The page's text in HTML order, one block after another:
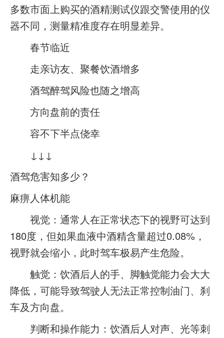
多数市面上购买的酒精测试仪跟交警使用的仪
器不同，测量精准度存在明显差异。
春节临近
走亲访友、聚餐饮酒增多
酒驾醉驾风险也随之增高
方向盘前的责任
容不下半点侥幸
↓↓↓
酒驾危害知多少？
麻痹人体机能
视觉：通常人在正常状态下的视野可达到
180度，但如果血液中酒精含量超过0.08%，
视野就会缩小，此时驾车极易产生危险。
触觉：饮酒后人的手、脚触觉能力会大大
降低，可能导致驾驶人无法正常控制油门、刹
车及方向盘。
判断和操作能力：饮酒后人对声、光等刺